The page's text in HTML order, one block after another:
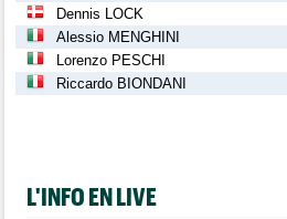
Dennis LOCK
Alessio MENGHINI
Lorenzo PESCHI
Riccardo BIONDANI
L'INFO EN LIVE